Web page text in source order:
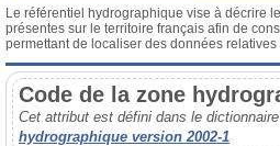
Le référentiel hydrographique vise à décrire
présentes sur le territoire français afin de
permettant de localiser des données relatives
Code de la zone
Cet attribut est défini dans le
hydrographique version 2002-1